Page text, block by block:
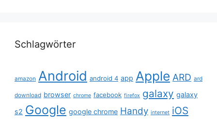
Schlagwörter
amazon Android android 4 app Apple ARD ard
download browser chrome facebook firefox galaxy galaxy
s2 Google google chrome Handy internet iOS